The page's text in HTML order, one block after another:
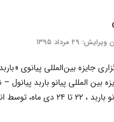
۲۹ مرداد ۱۳۹۵
جایزه بین‌المللی پیانوی
بین المللی پیانو باربد
۲۲ تا ۲۴ دی ماه، توسط انجمن شیراز...